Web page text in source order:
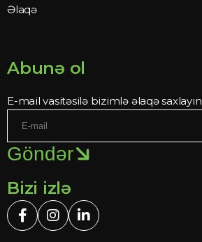
Əlaqə
Abunə ol
E-mail vasitəsilə bizimlə əlaqə saxlayın
Göndər
Bizi izlə